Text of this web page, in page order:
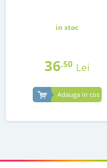
in stoc
36,50 Lei
Adauga in cos